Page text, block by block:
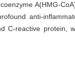
A(HMG-
anti-
C-reactive protein,